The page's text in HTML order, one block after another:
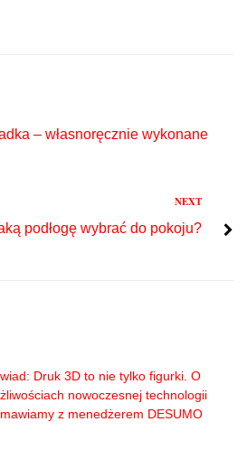
– własnoręcznie wykonane
NEXT
podłogę wybrać do pokoju?
Druk 3D to nie tylko figurki. O
nowoczesnej technologii
z menedżerem DESUMO